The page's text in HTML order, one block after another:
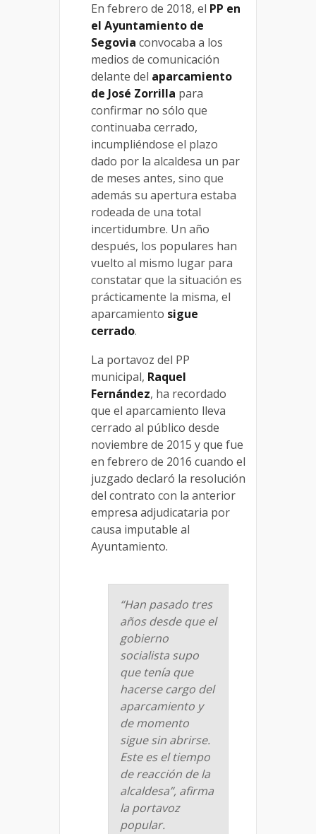
En febrero de 2018, el PP en
el Ayuntamiento de
Segovia convocaba a los
medios de comunicación
delante del aparcamiento
de José Zorrilla para
confirmar no sólo que
continuaba cerrado,
incumpliéndose el plazo
dado por la alcaldesa un par
de meses antes, sino que
además su apertura estaba
rodeada de una total
incertidumbre. Un año
después, los populares han
vuelto al mismo lugar para
constatar que la situación es
prácticamente la misma, el
aparcamiento sigue
cerrado.
La portavoz del PP
municipal, Raquel
Fernández, ha recordado
que el aparcamiento lleva
cerrado al público desde
noviembre de 2015 y que fue
en febrero de 2016 cuando el
juzgado declaró la resolución
del contrato con la anterior
empresa adjudicataria por
causa imputable al
Ayuntamiento.
“Han pasado tres
años desde que el
gobierno
socialista supo
que tenía que
hacerse cargo del
aparcamiento y
de momento
sigue sin abrirse.
Este es el tiempo
de reacción de la
alcaldesa”, afirma
la portavoz
popular.